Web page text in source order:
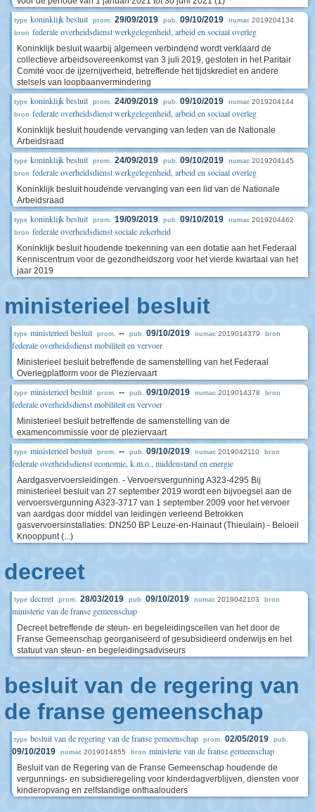
type koninklijk besluit prom. 29/09/2019 pub. 09/10/2019 numac 2019204134
bron federale overheidsdienst werkgelegenheid, arbeid en sociaal overleg
Koninklijk besluit waarbij algemeen verbindend wordt verklaard de
collectieve arbeidsovereenkomst van 3 juli 2019, gesloten in het Paritair
Comité voor de ijzernijverheid, betreffende het tijdskrediet en andere
stelsels van loopbaanvermindering
type koninklijk besluit prom. 24/09/2019 pub. 09/10/2019 numac 2019204144
bron federale overheidsdienst werkgelegenheid, arbeid en sociaal overleg
Koninklijk besluit houdende vervanging van leden van de Nationale
Arbeidsraad
type koninklijk besluit prom. 24/09/2019 pub. 09/10/2019 numac 2019204145
bron federale overheidsdienst werkgelegenheid, arbeid en sociaal overleg
Koninklijk besluit houdende vervanging van een lid van de Nationale
Arbeidsraad
type koninklijk besluit prom. 19/09/2019 pub. 09/10/2019 numac 2019204462
bron federale overheidsdienst sociale zekerheid
Koninklijk besluit houdende toekenning van een dotatie aan het Federaal
Kenniscentrum voor de gezondheidszorg voor het vierde kwartaal van het
jaar 2019
ministerieel besluit
type ministerieel besluit prom. -- pub. 09/10/2019 numac 2019014379 bron
federale overheidsdienst mobiliteit en vervoer
Ministerieel besluit betreffende de samenstelling van het Federaal
Overlegplatform voor de Pleziervaart
type ministerieel besluit prom. -- pub. 09/10/2019 numac 2019014378 bron
federale overheidsdienst mobiliteit en vervoer
Ministerieel besluit betreffende de samenstelling van de
examencommissie voor de pleziervaart
type ministerieel besluit prom. -- pub. 09/10/2019 numac 2019042110 bron
federale overheidsdienst economie, k.m.o., middenstand en energie
Aardgasvervoersleidingen. - Vervoersvergunning A323-4295 Bij
ministerieel besluit van 27 september 2019 wordt een bijvoegsel aan de
vervoersvergunning A323-3717 van 1 september 2009 voor het vervoer
van aardgas door middel van leidingen verleend Betrokken
gasvervoersinstallaties: DN250 BP Leuze-en-Hainaut (Thieulain) - Beloeil
Knooppunt (...)
decreet
type decreet prom. 28/03/2019 pub. 09/10/2019 numac 2019042103 bron
ministerie van de franse gemeenschap
Decreet betreffende de steun- en begeleidingscellen van het door de
Franse Gemeenschap georganiseerd of gesubsidieerd onderwijs en het
statuut van steun- en begeleidingsadviseurs
besluit van de regering van
de franse gemeenschap
type besluit van de regering van de franse gemeenschap prom. 02/05/2019 pub.
09/10/2019 numac 2019014855 bron ministerie van de franse gemeenschap
Besluit van de Regering van de Franse Gemeenschap houdende de
vergunnings- en subsidieregeling voor kinderdagverblijven, diensten voor
kinderopvang en zelfstandige onthaalouders